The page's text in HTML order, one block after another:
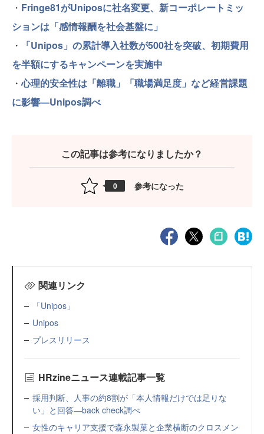
・ Fringe81がUniposに社名変更、新コーポレートミッ
ションは「感情報酬を社会基盤に」
・
「Unipos」の累計導入社数が500社を突破、初期費用
を半額にするキャンペーンを実施中
・心理的安全性は「離職」「職場満足度」など経営課題
に影響―Unipos調べ
この記事は参考になりましたか？
0 参考になった
関連リンク
「Unipos」
Unipos
プレスリリース
HRzineニュース連載記事一覧
採用判断、人事の約8割が「本人情報だけでは足りな
い」と回答—back check調べ
女性のキャリア支援で森永製菓と企業横断のクロスメン